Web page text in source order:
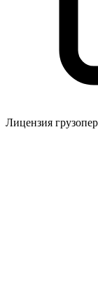
Лицензия